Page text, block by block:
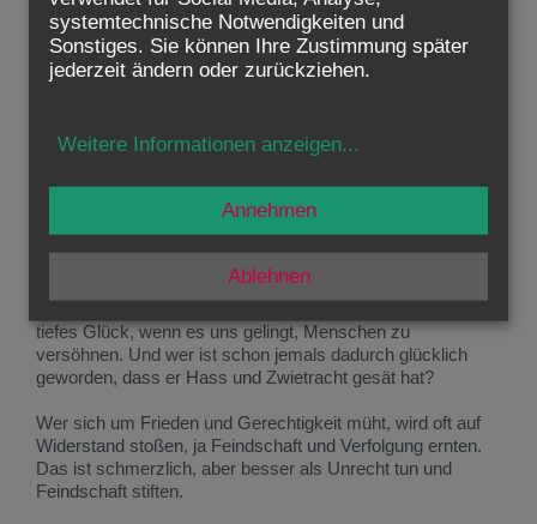
Seligkeit, also ein unbeschreibliches, unzerstörbares
Glück. Vertröstet er sie damit auf später? Auf den Himmel?
Hier das Leid – dort das Glück? Und wer garantiert, dass
dieses ferne, jenseitige Glück jemals eintrifft? Ist es da
unsicheres Glück, das vielleicht einmal eintreffen wird?
Nein, so ist es nicht! Was Jesus verspricht, ist nicht erst für
ein fernes Jenseits. Wer sich an die „Charta“ Jesu hält, wird
bedeutet, Freude schenkt. Mir leuchtet das völlig ein.
tiefes Glück, wenn es uns gelingt, Menschen zu
versöhnen. Und wer ist schon jemals dadurch glücklich
geworden, dass er Hass und Zwietracht gesät hat?
Wer sich um Frieden und Gerechtigkeit müht, wird oft auf
Widerstand stoßen, ja Feindschaft und Verfolgung ernten.
Das ist schmerzlich, aber besser als Unrecht tun und
Feindschaft stiften.
systemtechnische Notwendigkeiten und
Sonstiges. Sie können Ihre Zustimmung später
jederzeit ändern oder zurückziehen.
Weitere Informationen anzeigen...
Ablehnen
Annehmen